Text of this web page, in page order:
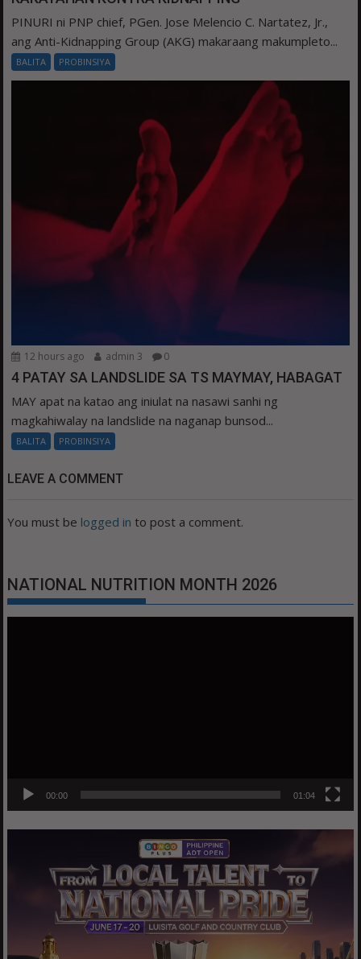
PINURI ni PNP chief, PGen. Jose Melencio C. Nartatez, Jr.,
ang Anti-Kidnapping Group (AKG) makaraang makumpleto...
BALITA PROBINSIYA
12 hours ago admin 3 0
4 PATAY SA LANDSLIDE SA TS MAYMAY, HABAGAT
MAY apat na katao ang iniulat na nasawi sanhi ng
magkahiwalay na landslide na naganap bunsod...
BALITA PROBINSIYA
LEAVE A COMMENT
You must be logged in to post a comment.
NATIONAL NUTRITION MONTH 2026
00:00 01:04